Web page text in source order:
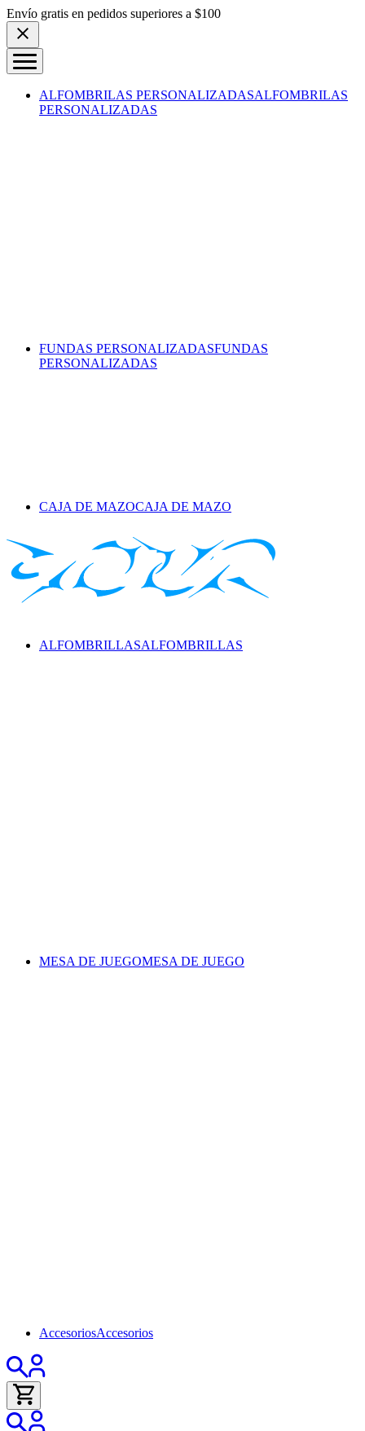
Skip to content
Envío gratis en pedidos superiores a $100
ALFOMBRILAS PERSONALIZADASALFOMBRILAS
PERSONALIZADAS
FUNDAS PERSONALIZADASFUNDAS
PERSONALIZADAS
CAJA DE MAZOCAJA DE MAZO
ALFOMBRILLASALFOMBRILLAS
MESA DE JUEGOMESA DE JUEGO
AccesoriosAccesorios